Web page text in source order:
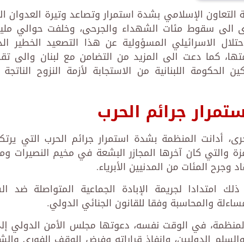
التعاون الإسلامي بشدة استمرار وتصاعد وتيرة العدوان
الى سقوط مئات الشهداء والجرحى، وخلفت حوالي
الاسرائيلي المسؤولية عن هذا التصعيد الخطير
كما دعت الى المزيد من التضامن مع لبنان والى
الحكومة اللبنانية من الاستجابة لأزمة النزوح
جرائم الحرب
أدانت المنظمة بشدة استمرار جرائم الحرب التي
والتي كان آخرها المجازر البشعة في مخيم النصيرات
المئات من المدنيين الأبرياء.
ذلك امتدادا لجريمة الإبادة الجماعية المتواصلة
والمحاسبة وفقا للقانون الجنائي الدولي.
في الوقت نفسه، دعوتها مجلس الأمن الدولي